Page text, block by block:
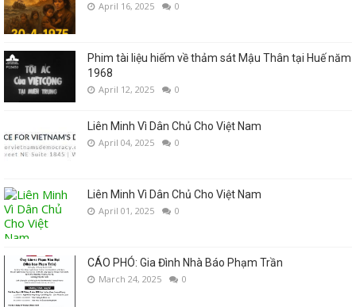
April 16, 2025 0
Phim tài liệu hiếm về thảm sát Mậu Thân tại Huế năm
1968
April 12, 2025 0
Liên Minh Vì Dân Chủ Cho Việt Nam
April 04, 2025 0
Liên Minh Vì Dân Chủ Cho Việt Nam
April 01, 2025 0
CÁO PHÓ: Gia Đình Nhà Báo Phạm Trần
March 24, 2025 0